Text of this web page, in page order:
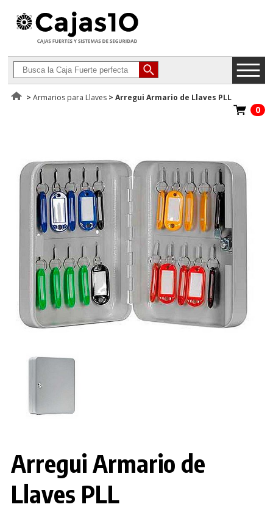
>Armarios para Llaves >Arregui Armario de Llaves PLL
0
Arregui Armario de
Llaves PLL